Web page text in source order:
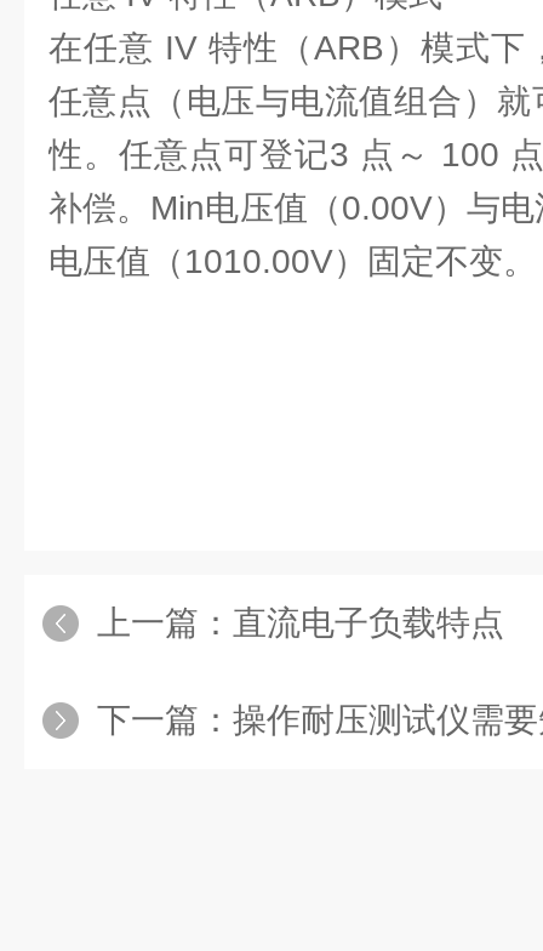
在任意 IV 特性（ARB）模式下
任意点（电压与电流值组合）
性。任意点可登记3 点～ 100
补偿。Min电压值（0.00V）与
电压值（1010.00V）固定不变。
上一篇： 直流电子负载特点
下一篇： 操作耐压测试仪需要